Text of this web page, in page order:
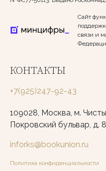
Сайт
связи и
КОНТАКТЫ
+7(925)247-92-43
109028, Москва, м.
Покровский бульвар, д.
inforks@bookunion.ru
Политика конфиденциальности